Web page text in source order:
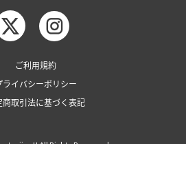
ご利用規約
ライバシーポリシー
商取引法に基づく表記
All Rights Reserved.